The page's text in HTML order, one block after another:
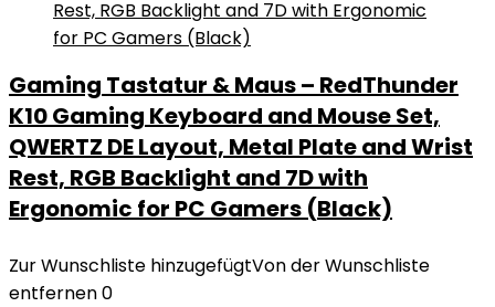
Gaming Tastatur & Maus – RedThunder
K10 Gaming Keyboard and Mouse Set,
QWERTZ DE Layout, Metal Plate and Wrist
Rest, RGB Backlight and 7D with
Ergonomic for PC Gamers (Black)
Zur Wunschliste hinzugefügtVon der Wunschliste
entfernen0